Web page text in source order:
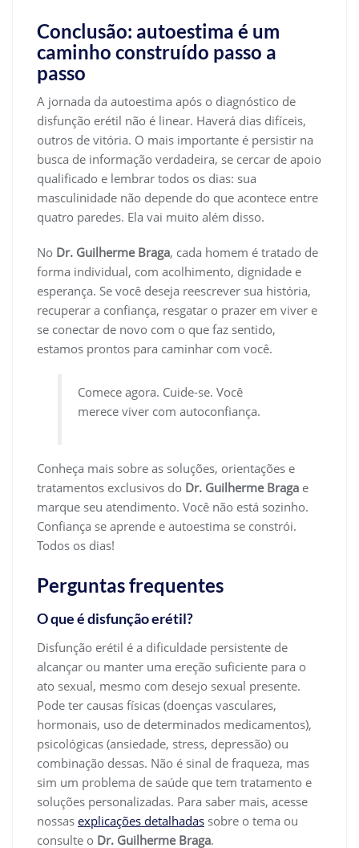
Conclusão: autoestima é um
caminho construído passo a
passo
A jornada da autoestima após o diagnóstico de
disfunção erétil não é linear. Haverá dias difíceis,
outros de vitória. O mais importante é persistir na
busca de informação verdadeira, se cercar de apoio
qualificado e lembrar todos os dias: sua
masculinidade não depende do que acontece entre
quatro paredes. Ela vai muito além disso.
No Dr. Guilherme Braga, cada homem é tratado de
forma individual, com acolhimento, dignidade e
esperança. Se você deseja reescrever sua história,
recuperar a confiança, resgatar o prazer em viver e
se conectar de novo com o que faz sentido,
estamos prontos para caminhar com você.
Comece agora. Cuide-se. Você
merece viver com autoconfiança.
Conheça mais sobre as soluções, orientações e
tratamentos exclusivos do Dr. Guilherme Braga e
marque seu atendimento. Você não está sozinho.
Confiança se aprende e autoestima se constrói.
Todos os dias!
Perguntas frequentes
O que é disfunção erétil?
Disfunção erétil é a dificuldade persistente de
alcançar ou manter uma ereção suficiente para o
ato sexual, mesmo com desejo sexual presente.
Pode ter causas físicas (doenças vasculares,
hormonais, uso de determinados medicamentos),
psicológicas (ansiedade, stress, depressão) ou
combinação dessas. Não é sinal de fraqueza, mas
sim um problema de saúde que tem tratamento e
soluções personalizadas. Para saber mais, acesse
nossas explicações detalhadas sobre o tema ou
consulte o Dr. Guilherme Braga.